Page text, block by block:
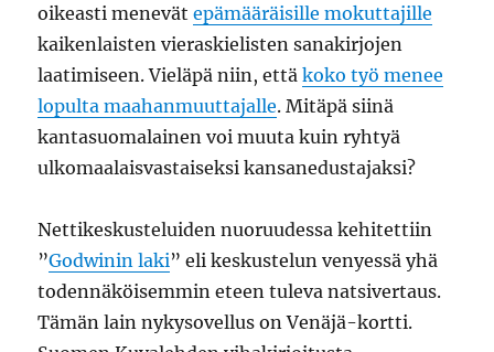
oikeasti menevätepämääräisille mokuttajille
kaikenlaisten vieraskielisten sanakirjojen
laatimiseen. Vieläpä niin, ettäkoko työ menee
lopulta maahanmuuttajalle. Mitäpä siinä
kantasuomalainen voi muuta kuin ryhtyä
ulkomaalaisvastaiseksi kansanedustajaksi?
Nettikeskusteluiden nuoruudessa kehitettiin
”Godwinin laki” eli keskustelun venyessä yhä
todennäköisemmin eteen tuleva natsivertaus.
Tämän lain nykysovellus on Venäjä-kortti.